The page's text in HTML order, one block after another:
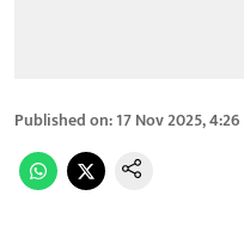
Published on:17 Nov 2025,